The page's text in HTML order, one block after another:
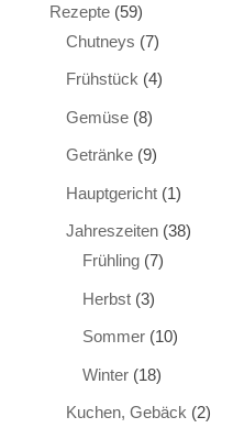
Rezepte(59)
Chutneys (7)
Frühstück (4)
Gemüse(8)
Getränke(9)
Hauptgericht(1)
Jahreszeiten(38)
Frühling(7)
Herbst(3)
Sommer(10)
Winter(18)
Kuchen, Gebäck (2)